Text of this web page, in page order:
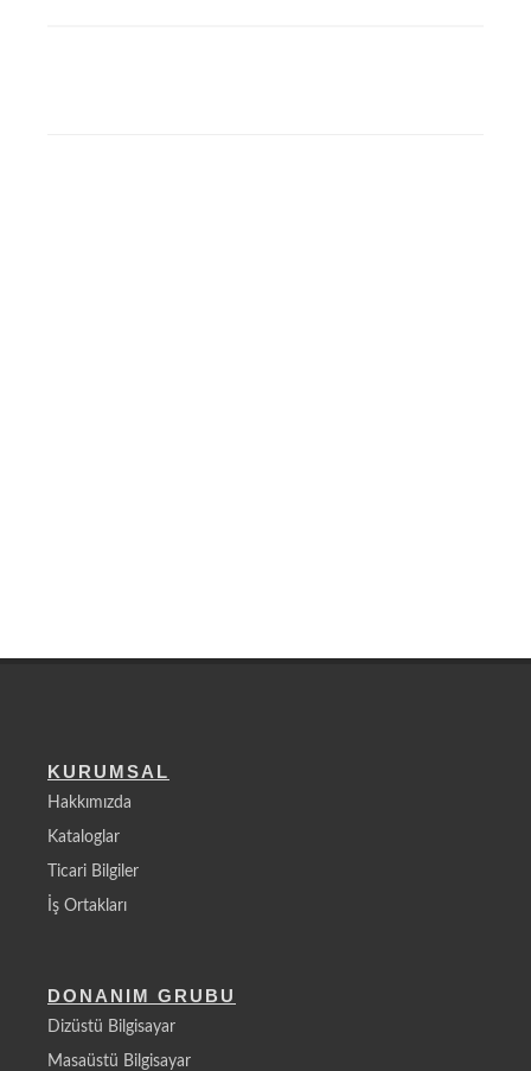
KURUMSAL
Hakkımızda
Kataloglar
Ticari Bilgiler
İş Ortakları
DONANIM GRUBU
Dizüstü Bilgisayar
Masaüstü Bilgisayar